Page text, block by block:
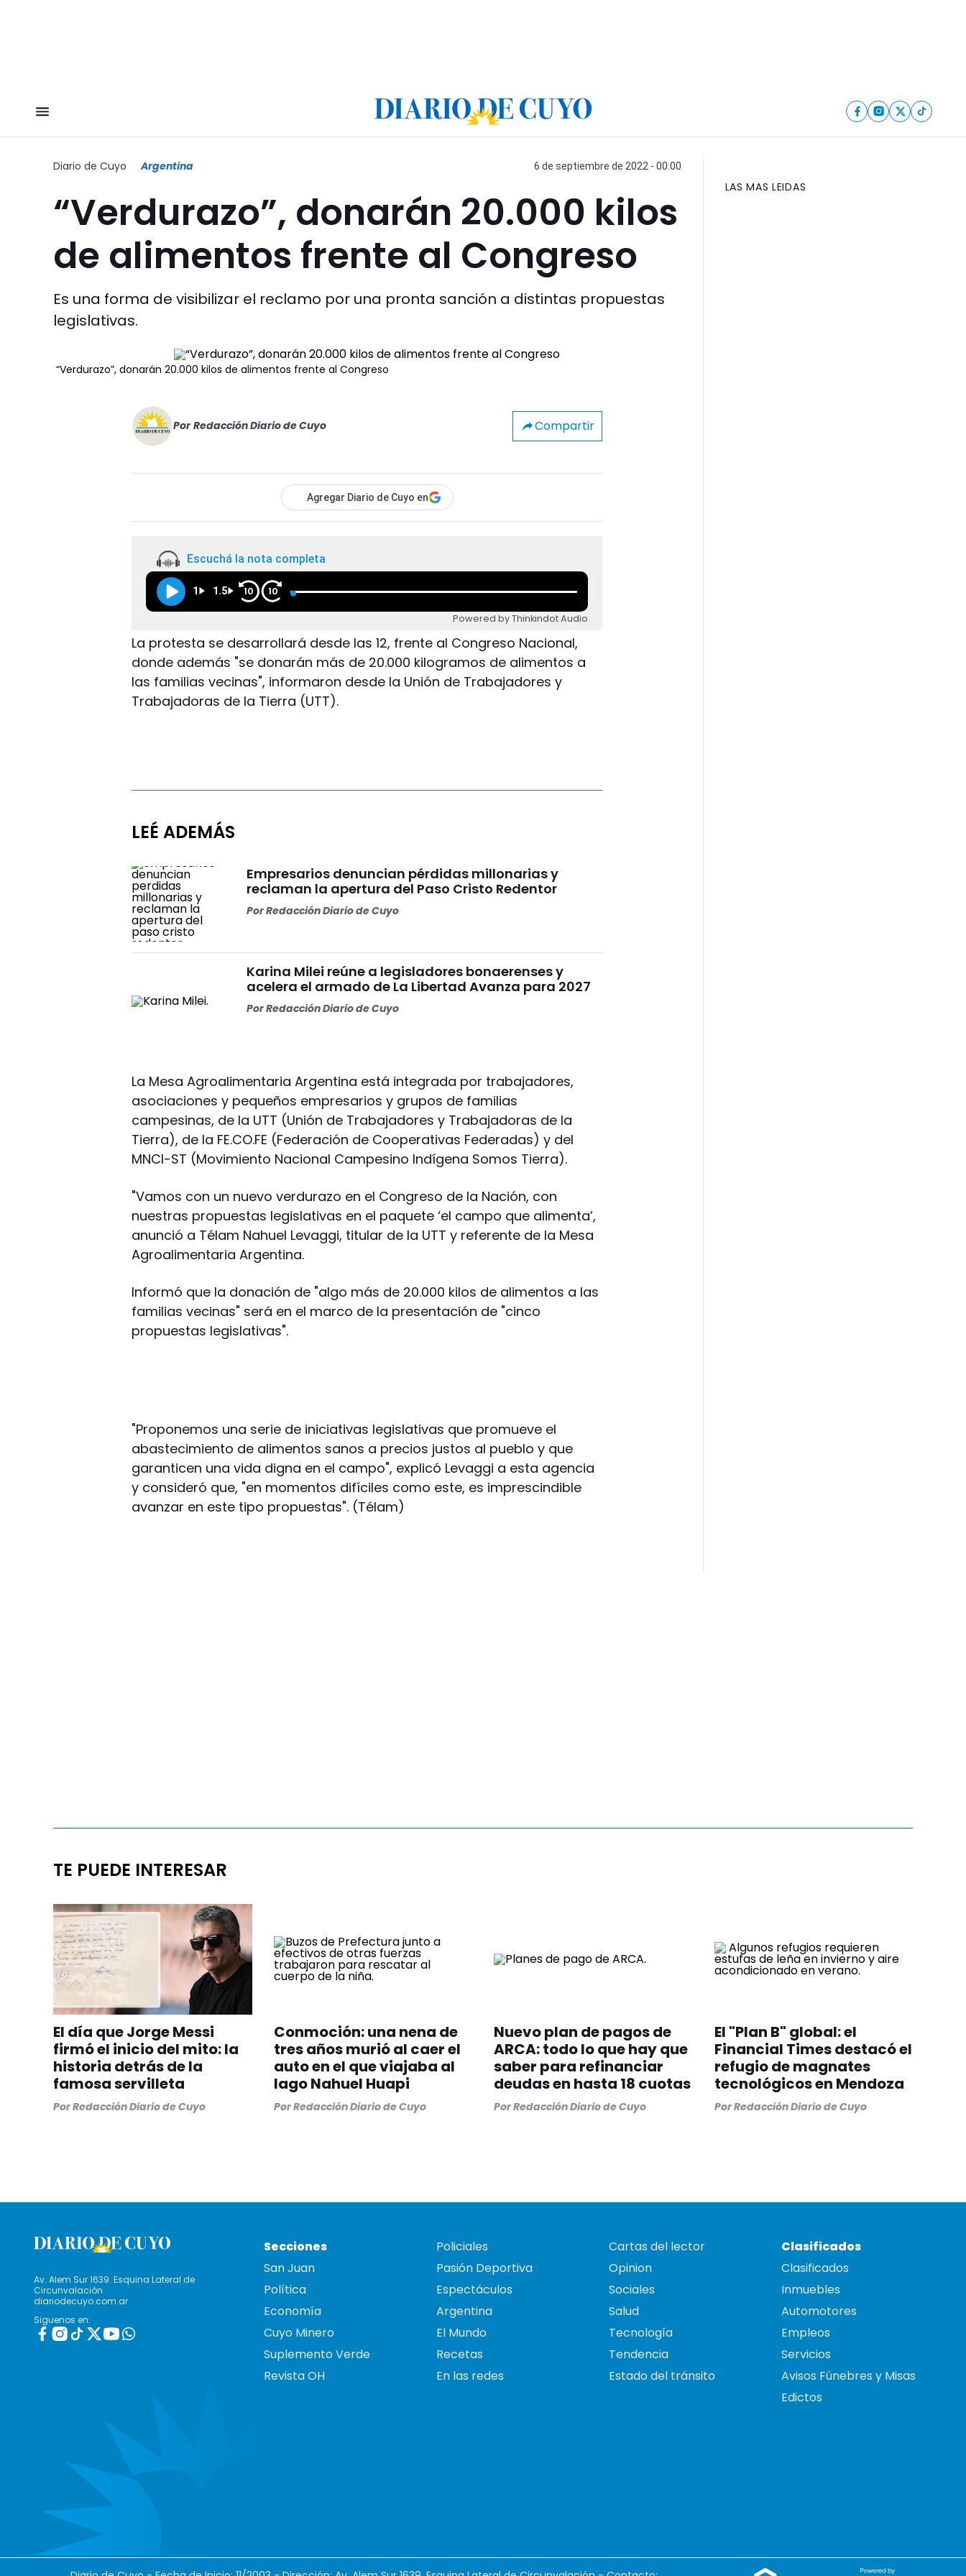
Diario de Cuyo Argentina 6 de septiembre de 2022 - 00:00
“Verdurazo”, donarán 20.000 kilos
de alimentos frente al Congreso
Es una forma de visibilizar el reclamo por una pronta sanción a distintas propuestas
legislativas.
“Verdurazo”, donarán 20.000 kilos de alimentos frente al Congreso
Por Redacción Diario de Cuyo Compartir
Agregar Diario de Cuyo en
Escuchá la nota completa
1 1.5 10 10
Powered by Thinkindot Audio
La protesta se desarrollará desde las 12, frente al Congreso Nacional,
donde además "se donarán más de 20.000 kilogramos de alimentos a
las familias vecinas", informaron desde la Unión de Trabajadores y
Trabajadoras de la Tierra (UTT).
LEÉ ADEMÁS
Empresarios denuncian pérdidas millonarias y
reclaman la apertura del Paso Cristo Redentor
PorRedacción Diario de Cuyo
Karina Milei reúne a legisladores bonaerenses y
acelera el armado de La Libertad Avanza para 2027
PorRedacción Diario de Cuyo
La Mesa Agroalimentaria Argentina está integrada por trabajadores,
asociaciones y pequeños empresarios y grupos de familias
campesinas, de la UTT (Unión de Trabajadores y Trabajadoras de la
Tierra), de la FE.CO.FE (Federación de Cooperativas Federadas) y del
MNCI-ST (Movimiento Nacional Campesino Indígena Somos Tierra).
"Vamos con un nuevo verdurazo en el Congreso de la Nación, con
nuestras propuestas legislativas en el paquete ‘el campo que alimenta’,
anunció a Télam Nahuel Levaggi, titular de la UTT y referente de la Mesa
Agroalimentaria Argentina.
Informó que la donación de "algo más de 20.000 kilos de alimentos a las
familias vecinas" será en el marco de la presentación de "cinco
propuestas legislativas".
"Proponemos una serie de iniciativas legislativas que promueve el
abastecimiento de alimentos sanos a precios justos al pueblo y que
garanticen una vida digna en el campo", explicó Levaggi a esta agencia
y consideró que, "en momentos difíciles como este, es imprescindible
avanzar en este tipo propuestas". (Télam)
LAS MAS LEIDAS
TE PUEDE INTERESAR
El día que Jorge Messi
firmó el inicio del mito: la
historia detrás de la
famosa servilleta
PorRedacción Diario de Cuyo
Conmoción: una nena de
tres años murió al caer el
auto en el que viajaba al
lago Nahuel Huapi
PorRedacción Diario de Cuyo
Nuevo plan de pagos de
ARCA: todo lo que hay que
saber para refinanciar
deudas en hasta 18 cuotas
PorRedacción Diario de Cuyo
El "Plan B" global: el
Financial Times destacó el
refugio de magnates
tecnológicos en Mendoza
PorRedacción Diario de Cuyo
Av. Alem Sur 1639. Esquina Lateral de
Circunvalación
diariodecuyo.com.ar
Siguenos en:
Secciones
San Juan
Política
Economía
Cuyo Minero
Suplemento Verde
Revista OH
Policiales
Pasión Deportiva
Espectáculos
Argentina
El Mundo
Recetas
En las redes
Cartas del lector
Opinion
Sociales
Salud
Tecnología
Tendencia
Estado del tránsito
Clasificados
Clasificados
Inmuebles
Automotores
Empleos
Servicios
Avisos Fúnebres y Misas
Edictos